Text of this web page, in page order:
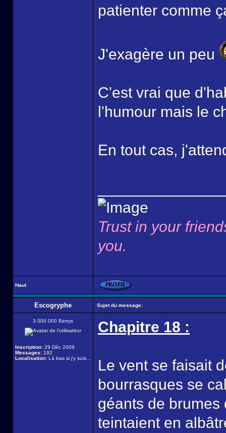
patienter comme
J'exagère un peu
C'est vrai que
l'humour mais le
En tout cas,
Trust in your
you.
Haut
Escogryphe Sujet du message:
3 000 000 Berrys
Inscription: 29 Déc 2009
Messages: 192
Localisation: Là bas si j'y suis...
Chapitre 18 :
Le vent se faisait
bourrasques se
géants de brumes
teintaient en